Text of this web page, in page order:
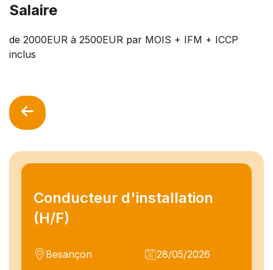
Conducteur d'installation
(H/F)
Besançon
28/05/2026
Salaire
de 2000EUR à 2500EUR par MOIS + IFM + ICCP
inclus